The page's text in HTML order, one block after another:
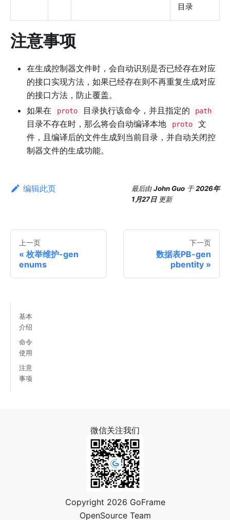
目录
注意事项
在生成控制器文件时，会自动识别是否已经存在对应
的接口实现方法，如果已经存在则不再重复生成对应
的接口方法，防止覆盖。
如果在
proto 目录执行该命令，并且指定的 path
目录不存在时，那么将会自动编译本地 proto
文
件，且编译后的文件生成到当前目录，并自动关闭控
制器文件的生成功能。
编辑此页 最后由John Guo 于2026年
1月27日 更新
上一页
枚举维护-gen
enums
下一页
数据表PB-gen
pbentity
基本
介绍
命令
使用
注意
事项
微信关注我们
Copyright 2026 GoFrame
OpenSource Team